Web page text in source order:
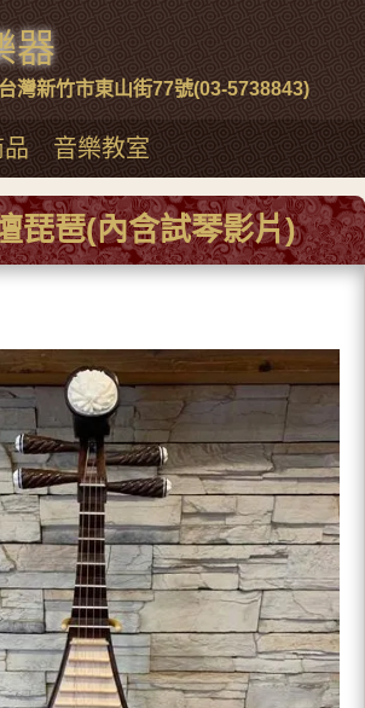
器
灣新竹市東山街77號(03-5738843)
音樂教室
琵琶(內含試琴影片)